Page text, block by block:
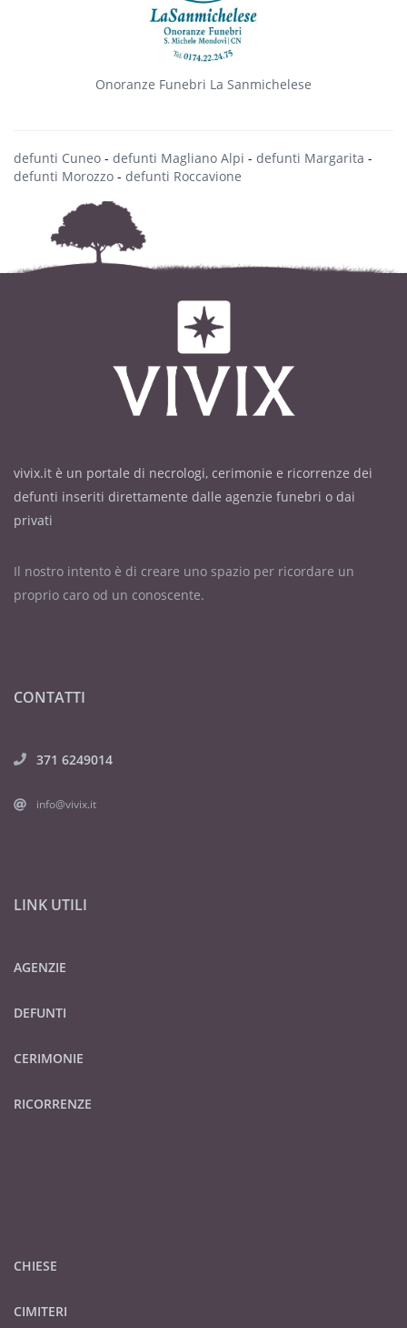
Onoranze Funebri La Sanmichelese
defunti Cuneo - defunti Magliano Alpi - defunti Margarita -
defunti Morozzo - defunti Roccavione
vivix.it è un portale di necrologi, cerimonie e ricorrenze dei
defunti inseriti direttamente dalle agenzie funebri o dai
privati
Il nostro intento è di creare uno spazio per ricordare un
proprio caro od un conoscente.
CONTATTI
371 6249014
info@vivix.it
LINK UTILI
AGENZIE
DEFUNTI
CERIMONIE
RICORRENZE
CHIESE
CIMITERI